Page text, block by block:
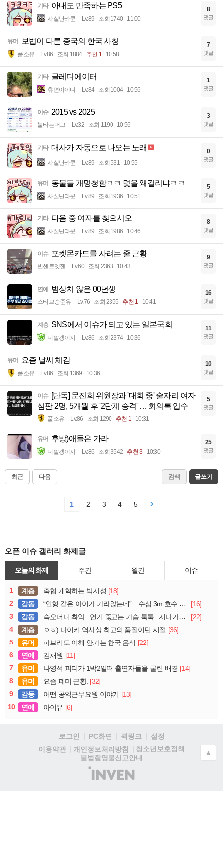
기타 아내도 만족하는 PS5
사실난라쿤 Lv.89 조회 1740 11:00
8
댓글
유머 보법이 다른 증국의 한국 사칭
풀소유 Lv.86 조회 1884 추천 1 10:58
7
댓글
기타 글레디에이터
휴면아이디 Lv.84 조회 1004 10:56
1
댓글
이슈 2015 vs 2025
불타는머그 Lv.32 조회 1190 10:56
3
댓글
기타 대사가 자동으로 나오는 노래
사실난라쿤 Lv.89 조회 531 10:55
0
댓글
유머 동물들 개멍청함ㅋㅋ 덫을 왜걸리냐ㅋㅋ
사실난라쿤 Lv.89 조회 1936 10:51
5
댓글
기타 다음 중 여자를 찾으시오
사실난라쿤 Lv.89 조회 1986 10:46
8
댓글
이슈 포켓몬카드를 사려는 줄 근황
빈센트멧젠 Lv.60 조회 2363 10:43
9
댓글
연예 범상치 않은 00년생
스티브승준유 Lv.76 조회 2355 추천 1 10:41
16
댓글
계층 SNS에서 이슈가 되고 있는 일본국회
너빨갱이지 Lv.86 조회 2374 10:36
11
댓글
유머 요즘 날씨 체감
풀소유 Lv.86 조회 1369 10:36
10
댓글
이슈 [단독] 문진희 위원장과 '대회 중' 술자리 여자
심판 2명, 5개월 후 '2단계 승격' … 회의록 입수
풀소유 Lv.86 조회 1290 추천 1 10:31
5
댓글
유머 후방)애들은 가라
너빨갱이지 Lv.86 조회 3542 추천 3 10:30
25
댓글
최근 다음 검색 글쓰기
1 2 3 4 5
오픈 이슈 갤러리 화제글
오늘의 화제 주간 월간 이슈
1 계층 축협 개혁하는 박지성 [18]
2
감동 “인형 같은 아이가 가라앉는데”…수심 3m 호수 뛰어든 60대 의인
[16]
3
감동 슥오더니 촤악.. 연기 뚫고는 가슴 툭툭.. 지나가던 아재의 정체
[22]
4
계층 ㅇㅎ) 나이키 역사상 최고의 품질이던 시절 [36]
5
유머 파브리도 이해 안가는 한국 음식 [22]
6
연예 김채원 [11]
7
유머 나영석 피디가 1박2일때 출연자들을 굴린 배경 [14]
8
유머 요즘 폐미 근황. [32]
9
감동 어떤 공익근무요원 이야기 [13]
10
연예 아이유 [6]
로그인 PC화면 퀵링크
설정
이용약관
개인정보처리방침
청소년보호정책
불법촬영물신고안내
(주)
인
▲